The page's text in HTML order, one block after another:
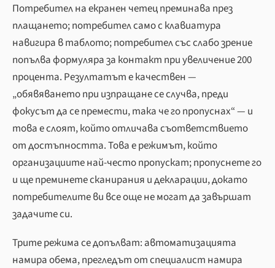
Потребител на екранен четец преминава през
плащането; потребител само с клавиатура
навигира в таблото; потребител със слабо зрение
попълва формуляра за контакт при увеличение 200
процента. Резултатът е качествен —
„обявяването при изпращане се случва, преди
фокусът да се премести, така че го пропуснах“ — и
това е слоят, който отличава съответствието
от достъпността. Това е режимът, който
организациите най-често пропускат; пропуснете го
и ще преминете сканирания и декларации, докато
потребителите ви все още не могат да завършат
задачите си.
Трите режима се допълват: автоматизацията
намира обема, прегледът от специалист намира